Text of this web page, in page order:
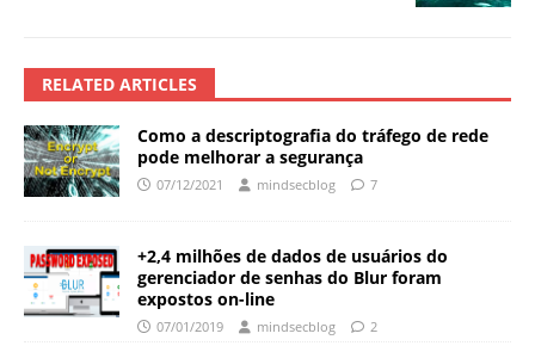
RELATED ARTICLES
Como a descriptografia do tráfego de rede
pode melhorar a segurança
07/12/2021 mindsecblog 7
+2,4 milhões de dados de usuários do
gerenciador de senhas do Blur foram
expostos on-line
07/01/2019 mindsecblog 2